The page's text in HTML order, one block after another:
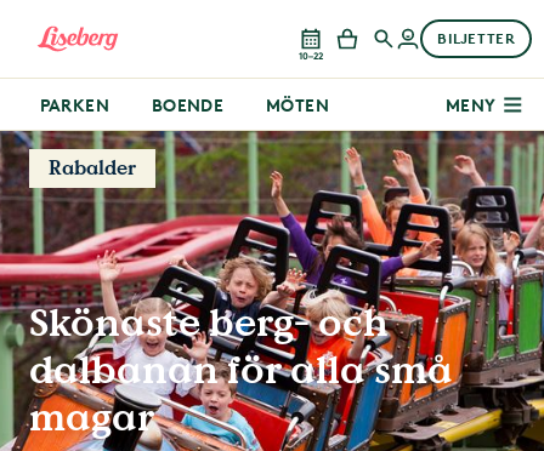
10–22
BILJETTER
PARKEN BOENDE MÖTEN MENY
Rabalder
Skönaste berg- och
dalbanan för alla små
magar